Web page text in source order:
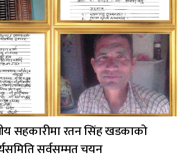
सहकारीमा रतन सिंह खडकाको
सर्वसम्मत चयन